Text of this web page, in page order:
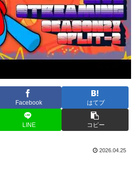
Facebook はてブ
LINE コピー
2026.04.25